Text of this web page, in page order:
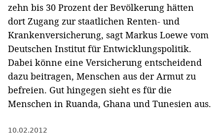
zehn bis 30 Prozent der Bevölkerung hätten
dort Zugang zur staatlichen Renten- und
Krankenversicherung, sagt Markus Loewe vom
Deutschen Institut für Entwicklungspolitik.
Dabei könne eine Versicherung entscheidend
dazu beitragen, Menschen aus der Armut zu
befreien. Gut hingegen sieht es für die
Menschen in Ruanda, Ghana und Tunesien aus.
10.02.2012